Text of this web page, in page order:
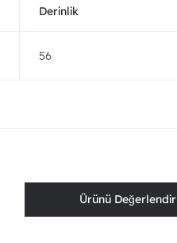
Derinlik
56
Ürünü Değerlendir